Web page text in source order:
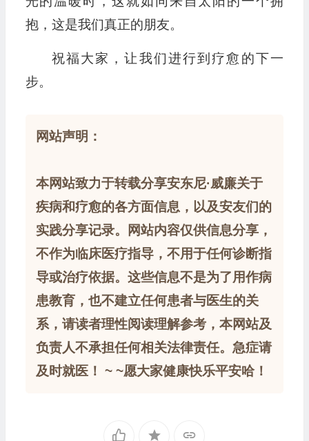
抱，这是我们真正的朋友。
祝福大家，让我们进行到疗愈的下一
步。
网站声明：
本网站致力于转载分享安东尼·威廉关于
疾病和疗愈的各方面信息，以及安友们的
实践分享记录。网站内容仅供信息分享，
不作为临床医疗指导，不用于任何诊断指
导或治疗依据。这些信息不是为了用作病
患教育，也不建立任何患者与医生的关
系，请读者理性阅读理解参考，本网站及
负责人不承担任何相关法律责任。急症请
及时就医！ ~ ~愿大家健康快乐平安哈！